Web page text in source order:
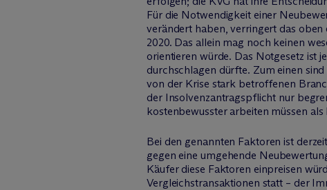
Für die Notwendigkeit einer
verändert haben, verringert das
2020. Das allein mag noch keinen
orientieren würde. Das Notgesetz ist
durchschlagen dürfte. Zum einen
von der Krise stark betroffenen
der Insolvenzantragspflicht nur
kostenbewusster arbeiten müssen
Bei den genannten Faktoren ist
gegen eine umgehende
Käufer diese Faktoren einpreisen
Vergleichstransaktionen statt – der